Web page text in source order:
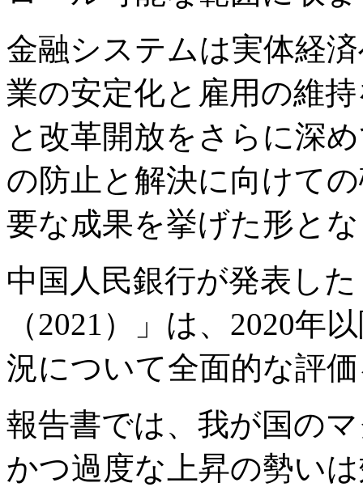
金融システムは実体経
業の安定化と雇用の維
と改革開放をさらに深
の防止と解決に向けて
要な成果を挙げた形と
中国人民銀行が発表し
（2021）」は、2020年
況について全面的な評
報告書では、我が国の
かつ過度な上昇の勢い